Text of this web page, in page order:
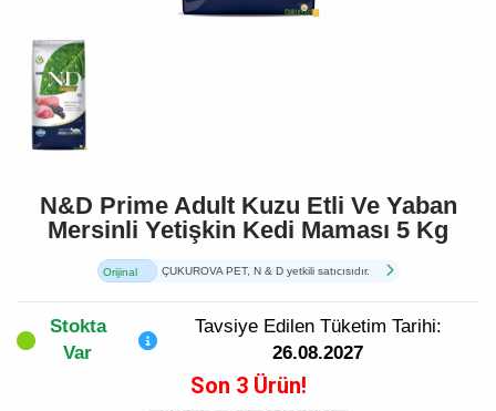
N&D Prime Adult Kuzu Etli Ve Yaban
Mersinli Yetişkin Kedi Maması 5 Kg
Orijinal
ÇUKUROVA PET, N & D yetkili satıcısıdır.
Stokta
Var
Tavsiye Edilen Tüketim Tarihi:
26.08.2027
Son 3 Ürün!